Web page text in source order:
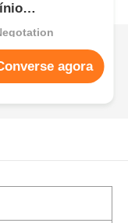
liga de
agora